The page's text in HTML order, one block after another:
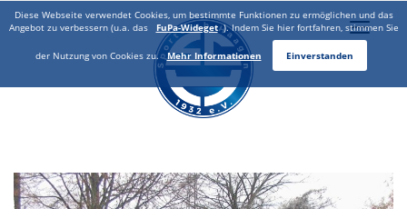
Toggle
Diese Webseite verwendet Cookies, um bestimmte Funktionen zu ermöglichen und das
Angebot zu verbessern (u.a. das
FuPa-Wideget ). Indem Sie hier fortfahren, stimmen Sie
der Nutzung von Cookies zu. Mehr Informationen Einverstanden